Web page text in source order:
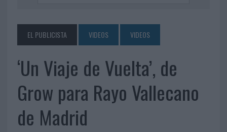
EL PUBLICISTA VIDEOS VIDEOS
‘Un Viaje de Vuelta’, de
Grow para Rayo Vallecano
de Madrid